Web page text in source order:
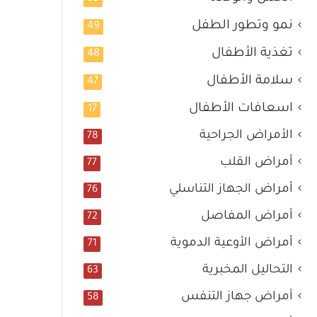
نمو وتطور الطفل 49
تغذية الأطفال 48
سلامة الأطفال 47
اسعافات الأطفال 17
الأمراض الجراحية 78
أمراض القلب 77
أمراض الجهاز التناسلي 76
أمراض المفاصل 72
أمراض الأوعية الدموية 71
التحاليل المخبرية 63
أمراض جهاز التنفس 58